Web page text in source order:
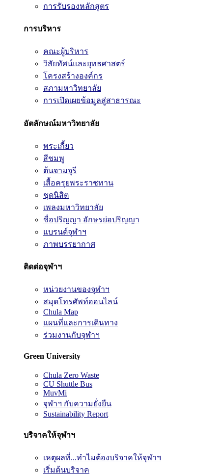
การรับรองหลักสูตร
การบริหาร
คณะผู้บริหาร
วิสัยทัศน์และยุทธศาสตร์
โครงสร้างองค์กร
สภามหาวิทยาลัย
การเปิดเผยข้อมูลสู่สาธารณะ
อัตลักษณ์มหาวิทยาลัย
พระเกี้ยว
สีชมพู
ต้นจามจุรี
เสื้อครุยพระราชทาน
ชุดนิสิต
เพลงมหาวิทยาลัย
ชื่อปริญญา อักษรย่อปริญญา
แบรนด์จุฬาฯ
ภาพบรรยากาศ
ติดต่อจุฬาฯ
หน่วยงานของจุฬาฯ
สมุดโทรศัพท์ออนไลน์
Chula Map
แผนที่และการเดินทาง
ร่วมงานกับจุฬาฯ
Green University
Chula Zero Waste
CU Shuttle Bus
MuvMi
จุฬาฯ กับความยั่งยืน
Sustainability Report
บริจาคให้จุฬาฯ
เหตุผลที่...ทำไมต้องบริจาคให้จุฬาฯ
เริ่มต้นบริจาค